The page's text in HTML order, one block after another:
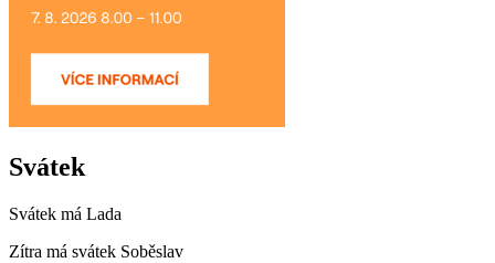
Svátek
Svátek má Lada
Zítra má svátek Soběslav